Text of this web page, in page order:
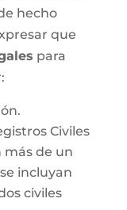
hecho
que
para
Civiles
de un
incluyan
civiles